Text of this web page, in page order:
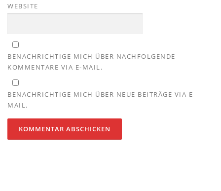
WEBSITE
BENACHRICHTIGE MICH ÜBER NACHFOLGENDE
KOMMENTARE VIA E-MAIL.
BENACHRICHTIGE MICH ÜBER NEUE BEITRÄGE VIA E-
MAIL.